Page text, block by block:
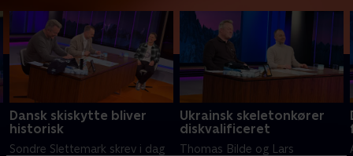
Dansk skiskytte bliver
historisk
Sondre Slettemark skrev i dag
Ukrainsk skeletonkører
diskvalificeret
Thomas Bilde og Lars